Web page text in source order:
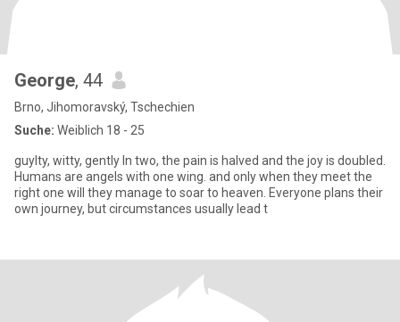
George, 44
Brno, Jihomoravský, Tschechien
Suche: Weiblich 18 - 25
guylty, witty, gently In two, the pain is halved and the joy is doubled.
Humans are angels with one wing. and only when they meet the
right one will they manage to soar to heaven. Everyone plans their
own journey, but circumstances usually lead t